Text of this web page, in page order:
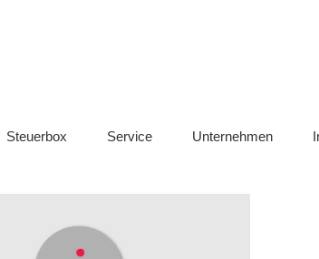
Steuerbox Service Unternehmen